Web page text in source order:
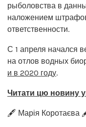
рыболовства в
наложением
ответственности.
С 1 апреля начался
на отлов водных
и в 2020 году.
Читати цю новину
🖋️ Марія Коротаєва